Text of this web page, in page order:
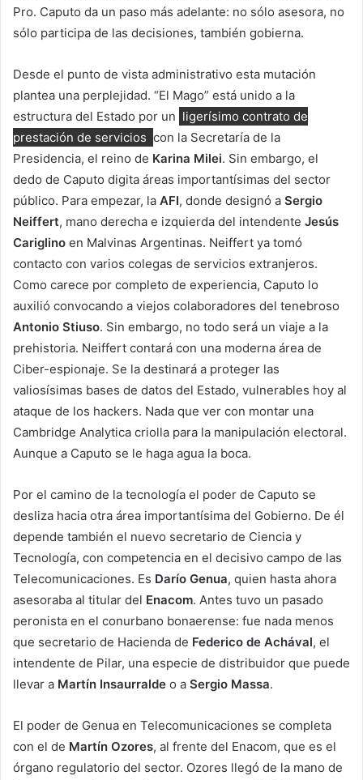
Pro. Caputo da un paso más adelante: no sólo asesora, no
sólo participa de las decisiones, también gobierna.
Desde el punto de vista administrativo esta mutación
plantea una perplejidad. “El Mago” está unido a la
estructura del Estado por un ligerísimo contrato de
prestación de servicios con la Secretaría de la
Presidencia, el reino de Karina Milei. Sin embargo, el
dedo de Caputo digita áreas importantísimas del sector
público. Para empezar, la AFI, donde designó a Sergio
Neiffert, mano derecha e izquierda del intendente Jesús
Cariglino en Malvinas Argentinas. Neiffert ya tomó
contacto con varios colegas de servicios extranjeros.
Como carece por completo de experiencia, Caputo lo
auxilió convocando a viejos colaboradores del tenebroso
Antonio Stiuso. Sin embargo, no todo será un viaje a la
prehistoria. Neiffert contará con una moderna área de
Ciber-espionaje. Se la destinará a proteger las
valiosísimas bases de datos del Estado, vulnerables hoy al
ataque de los hackers. Nada que ver con montar una
Cambridge Analytica criolla para la manipulación electoral.
Aunque a Caputo se le haga agua la boca.
Por el camino de la tecnología el poder de Caputo se
desliza hacia otra área importantísima del Gobierno. De él
depende también el nuevo secretario de Ciencia y
Tecnología, con competencia en el decisivo campo de las
Telecomunicaciones. Es Darío Genua, quien hasta ahora
asesoraba al titular del Enacom. Antes tuvo un pasado
peronista en el conurbano bonaerense: fue nada menos
que secretario de Hacienda de Federico de Achával, el
intendente de Pilar, una especie de distribuidor que puede
llevar a Martín Insaurralde o a Sergio Massa.
El poder de Genua en Telecomunicaciones se completa
con el de Martín Ozores, al frente del Enacom, que es el
órgano regulatorio del sector. Ozores llegó de la mano de